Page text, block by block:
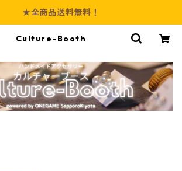
★全商品送料無料！
Culture-Booth